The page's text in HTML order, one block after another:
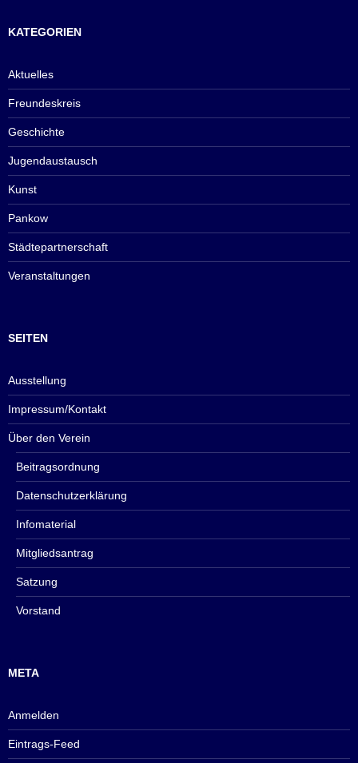
KATEGORIEN
Aktuelles
Freundeskreis
Geschichte
Jugendaustausch
Kunst
Pankow
Städtepartnerschaft
Veranstaltungen
SEITEN
Ausstellung
Impressum/Kontakt
Über den Verein
Beitragsordnung
Datenschutzerklärung
Infomaterial
Mitgliedsantrag
Satzung
Vorstand
META
Anmelden
Eintrags-Feed